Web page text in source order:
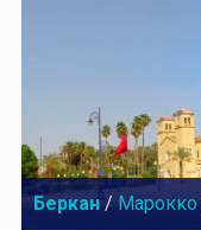
Беркан / Марокко